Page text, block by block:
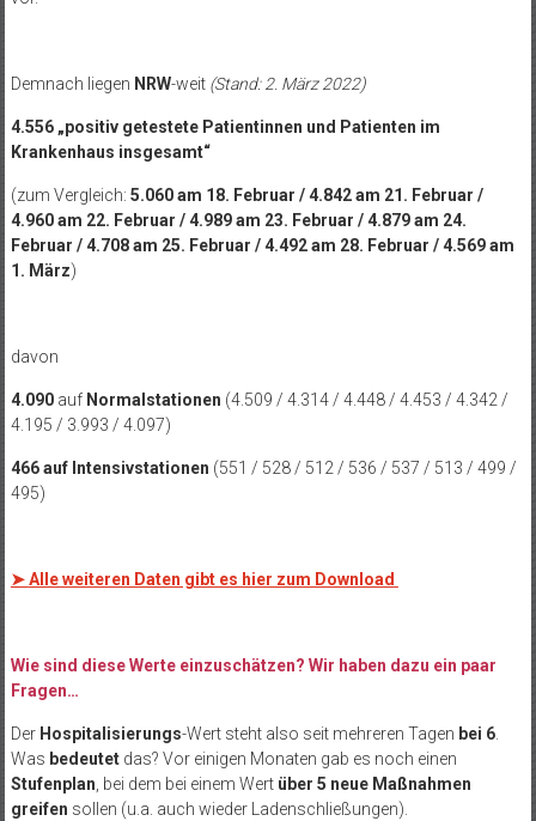
Demnach liegen NRW-weit (Stand: 2. März 2022)
4.556 „positiv getestete Patientinnen und Patienten im
Krankenhaus insgesamt“
(zum Vergleich: 5.060 am 18. Februar / 4.842 am 21. Februar /
4.960 am 22. Februar / 4.989 am 23. Februar / 4.879 am 24.
Februar / 4.708 am 25. Februar / 4.492 am 28. Februar / 4.569 am
1. März)
davon
4.090 auf Normalstationen (4.509 / 4.314 / 4.448 / 4.453 / 4.342 /
4.195 / 3.993 / 4.097)
466 auf Intensivstationen (551 / 528 / 512 / 536 / 537 / 513 / 499 /
495)
➤Alle weiteren Daten gibt es hier zum Download
Wie sind diese Werte einzuschätzen? Wir haben dazu ein paar
Fragen…
Der Hospitalisierungs-Wert steht also seit mehreren Tagen bei 6.
Was bedeutetdas? Vor einigen Monaten gab es noch einen
Stufenplan, bei dem bei einem Wert über 5 neue Maßnahmen
greifen sollen (u.a. auch wieder Ladenschließungen).